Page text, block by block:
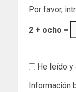
Por favor,
2 + ocho =
He leído y
Información